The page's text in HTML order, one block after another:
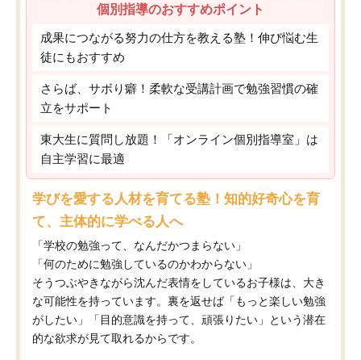
個別指導のおすすめポイント
成果につながる努力の仕方を教える塾！伸び悩む生
徒にもおすすめ
さらば、サボり癖！柔軟な受講計画で勉強習慣の確
立をサポート
東大生に質問し放題！「オンライン個別指導室」は
自主学習に最適
学びを愛する人材を育てる塾！知的好奇心を育
て、主体的に学べる人へ
「学校の勉強って、なんだかつまらない」
「何のために勉強しているのかわからない」
そうつぶやきながら沈んだ表情をしているお子様は、大き
な可能性を持っています。裏を返せば「もっと楽しい勉強
がしたい」「目的意識を持って、頑張りたい」という潜在
的な欲求が見て取れるからです。